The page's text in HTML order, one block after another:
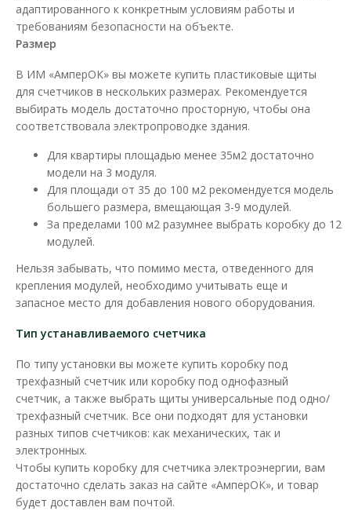
482.67 грн
В КОРЗИНУ
В сравнения
В закладки
Коробка под однофазный счетчик КДЕ-2 ФП
адаптированного к конкретным условиям работы и
требованиям безопасности на объекте.
Размер
В ИМ «АмперОК» вы можете купить пластиковые щиты
для счетчиков в нескольких размерах. Рекомендуется
выбирать модель достаточно просторную, чтобы она
соответствовала электропроводке здания.
Для квартиры площадью менее 35м2 достаточно
модели на 3 модуля.
Для площади от 35 до 100 м2 рекомендуется модель
большего размера, вмещающая 3-9 модулей.
За пределами 100 м2 разумнее выбрать коробку до 12
модулей.
Нельзя забывать, что помимо места, отведенного для
крепления модулей, необходимо учитывать еще и
запасное место для добавления нового оборудования.
Тип устанавливаемого счетчика
По типу установки вы можете купить коробку под
трехфазный счетчик или коробку под однофазный
счетчик, а также выбрать щиты универсальные под одно/
трехфазный счетчик. Все они подходят для установки
разных типов счетчиков: как механических, так и
электронных.
Чтобы купить коробку для счетчика электроэнергии, вам
достаточно сделать заказ на сайте «АмперОК», и товар
будет доставлен вам почтой.